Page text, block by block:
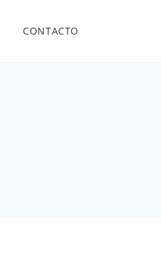
CONTACTO